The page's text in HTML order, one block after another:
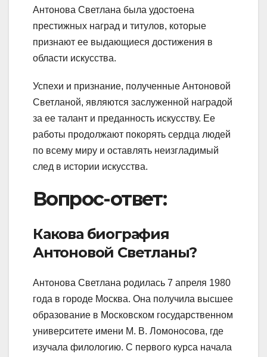
Антонова Светлана была удостоена
престижных наград и титулов, которые
признают ее выдающиеся достижения в
области искусства.
Успехи и признание, полученные Антоновой
Светланой, являются заслуженной наградой
за ее талант и преданность искусству. Ее
работы продолжают покорять сердца людей
по всему миру и оставлять неизгладимый
след в истории искусства.
Вопрос-ответ:
Какова биография
Антоновой Светланы?
Антонова Светлана родилась 7 апреля 1980
года в городе Москва. Она получила высшее
образование в Московском государственном
университете имени М. В. Ломоносова, где
изучала филологию. С первого курса начала